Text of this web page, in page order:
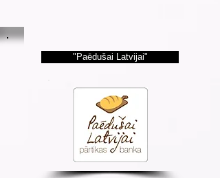
"Paēdušai Latvijai"